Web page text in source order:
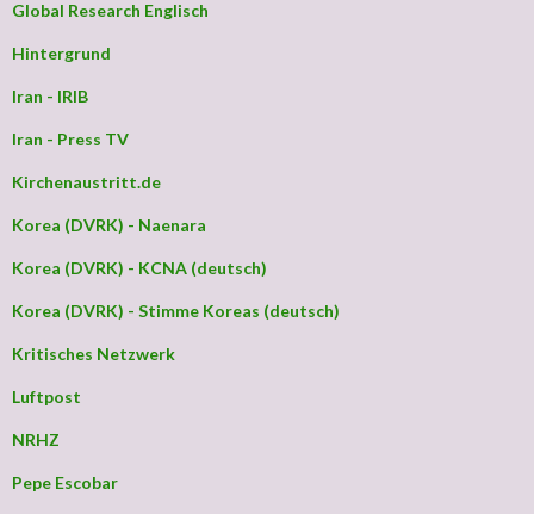
Global Research Englisch
Hintergrund
Iran - IRIB
Iran - Press TV
Kirchenaustritt.de
Korea (DVRK) - Naenara
Korea (DVRK) - KCNA (deutsch)
Korea (DVRK) - Stimme Koreas (deutsch)
Kritisches Netzwerk
Luftpost
NRHZ
Pepe Escobar